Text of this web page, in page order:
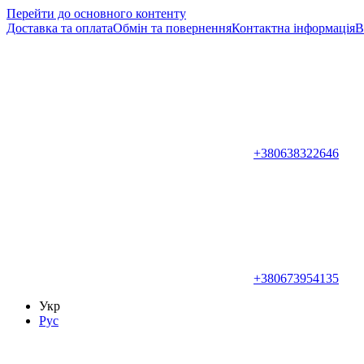
Перейти до основного контенту
Доставка та оплатаОбмін та поверненняКонтактна інформація
+380638322646
+380673954135
Укр
Рус